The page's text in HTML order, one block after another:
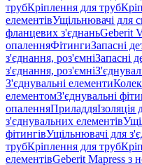
трубКріплення для труб
елементівУщільнювачі для
фланцевих з'єднаньGeberit
опаленняФітингиЗапасні
з'єднання, роз'ємніЗапасні
з'єднання, роз'ємні
З'єднувальні елементи
елементомЗ'єднувальні
опаленняПриладдяІзоляція
з'єднувальних елементів
фітингівУщільнювачі для
трубКріплення для труб
елементівGeberit Mapress з